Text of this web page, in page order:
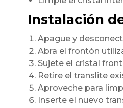
Instalación
Apague y
Abra el frontón
Sujete el cristal
Retire el translite
Aproveche para
Inserte el nuevo